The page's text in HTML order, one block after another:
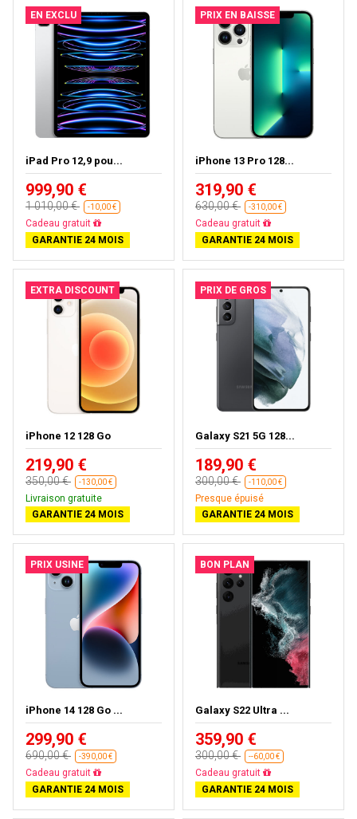
EN EXCLU
iPad Pro 12,9 pou...
999,90 €
1 010,00 € -10,00 €
Presque épuisé
GARANTIE 24 MOIS
PRIX EN BAISSE
iPhone 13 Pro 128...
319,90 €
630,00 € -310,00 €
Livraison gratuite
GARANTIE 24 MOIS
EXTRA DISCOUNT
iPhone 12 128 Go
219,90 €
350,00 € -130,00 €
Livraison gratuite
GARANTIE 24 MOIS
PRIX DE GROS
Galaxy S21 5G 128...
189,90 €
300,00 € -110,00 €
Presque épuisé
GARANTIE 24 MOIS
PRIX USINE
iPhone 14 128 Go ...
299,90 €
690,00 € -390,00 €
Livraison gratuite
GARANTIE 24 MOIS
BON PLAN
Galaxy S22 Ultra ...
359,90 €
300,00 € --60,00 €
Presque épuisé
GARANTIE 24 MOIS